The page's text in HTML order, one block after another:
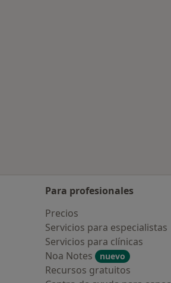
Para profesionales
Precios
Servicios para especialistas
Servicios para clínicas
Noa Notes
nuevo
Recursos gratuitos